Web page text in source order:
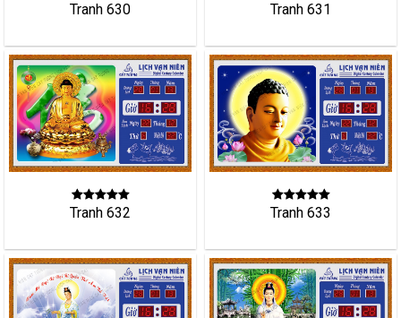
Tranh 630 Tranh 631
Tranh 632 Tranh 633